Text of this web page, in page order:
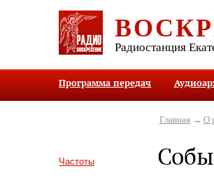
Радиостанция
Программа передач
Частоты
Главная→ О